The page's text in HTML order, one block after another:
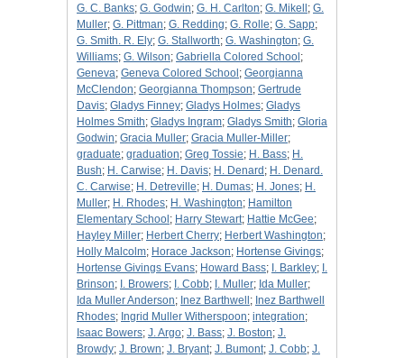
G. C. Banks; G. Godwin; G. H. Carlton; G. Mikell ; G.
Muller; G. Pittman; G. Redding; G. Rolle; G. Sapp;
G. Smith. R. Ely; G. Stallworth; G. Washington; G.
Williams; G. Wilson; Gabriella Colored School ;
Geneva; Geneva Colored School ; Georgianna
McClendon; Georgianna Thompson; Gertrude
Davis; Gladys Finney; Gladys Holmes; Gladys
Holmes Smith; Gladys Ingram; Gladys Smith; Gloria
Godwin; Gracia Muller; Gracia Muller-Miller;
graduate; graduation; Greg Tossie; H. Bass; H.
Bush; H. Carwise; H. Davis; H. Denard ; H. Denard.
C. Carwise; H. Detreville; H. Dumas; H. Jones; H.
Muller; H. Rhodes; H. Washington; Hamilton
Elementary School ; Harry Stewart; Hattie McGee;
Hayley Miller; Herbert Cherry; Herbert Washington;
Holly Malcolm; Horace Jackson; Hortense Givings;
Hortense Givings Evans; Howard Bass; I. Barkley; I.
Brinson; I. Browers; I. Cobb; I. Muller; Ida Muller;
Ida Muller Anderson; Inez Barthwell ; Inez Barthwell
Rhodes; Ingrid Muller Witherspoon; integration;
Isaac Bowers; J. Argo; J. Bass; J. Boston; J.
Browdy; J. Brown; J. Bryant; J. Bumont; J. Cobb; J.